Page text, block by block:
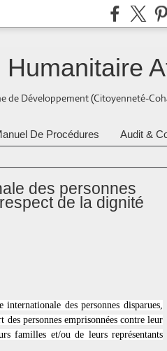
Humanitaire
de Développement (Citoyenneté-
De Procédures Audit &
des personnes
de la dignité
des personnes disparues,
personnes emprisonnées contre leur
familles et/ou de leurs représentants